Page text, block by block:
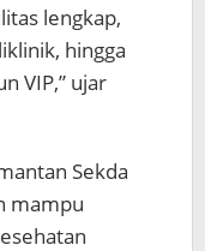
lengkap,
hingga
VIP,” ujar
Sekda
mampu